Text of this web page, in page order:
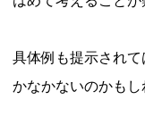
具体例も提示され
かなかないのかもし